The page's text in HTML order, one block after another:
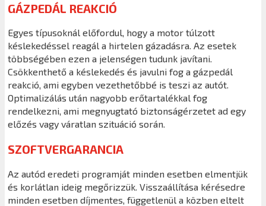
GÁZPEDÁL REAKCIÓ
Egyes típusoknál előfordul, hogy a motor túlzott
késlekedéssel reagál a hirtelen gázadásra. Az esetek
többségében ezen a jelenségen tudunk javítani.
Csökkenthető a késlekedés és javulni fog a gázpedál
reakció, ami egyben vezethetőbbé is teszi az autót.
Optimalizálás után nagyobb erőtartalékkal fog
rendelkezni, ami megnyugtató biztonságérzetet ad egy
előzés vagy váratlan szituáció során.
SZOFTVERGARANCIA
Az autód eredeti programját minden esetben elmentjük
és korlátlan ideig megőrizzük. Visszaállítása kérésedre
minden esetben díjmentes, függetlenül a közben eltelt